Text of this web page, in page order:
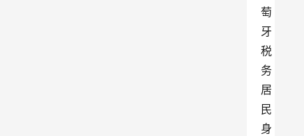
萄
牙
税
务
居
民
身